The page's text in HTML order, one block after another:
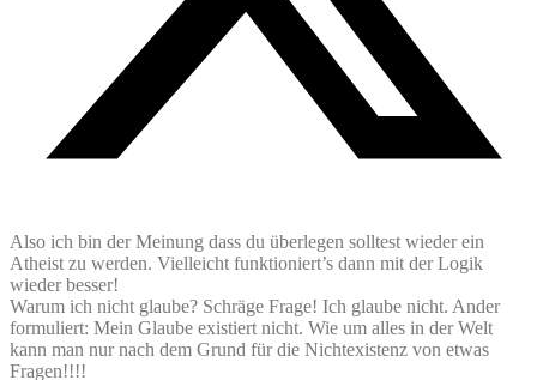
Also ich bin der Meinung dass du überlegen solltest wieder ein
Atheist zu werden. Vielleicht funktioniert’s dann mit der Logik
wieder besser!
Warum ich nicht glaube? Schräge Frage! Ich glaube nicht. Ander
formuliert: Mein Glaube existiert nicht. Wie um alles in der Welt
kann man nur nach dem Grund für die Nichtexistenz von etwas
Fragen!!!!